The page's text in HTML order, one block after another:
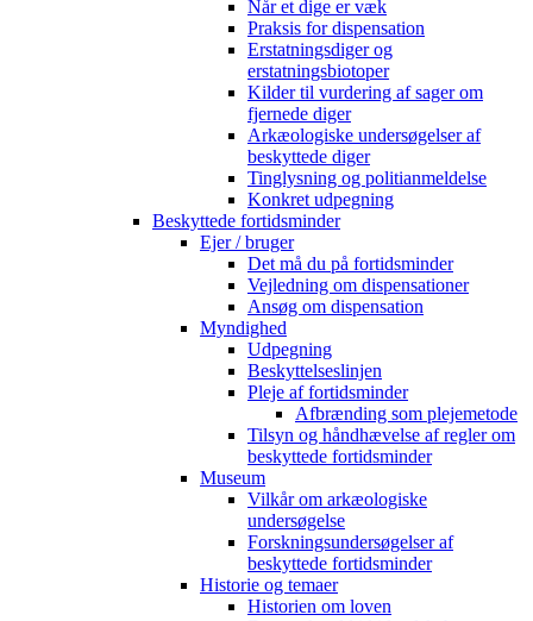
Når et dige er væk
Praksis for dispensation
Erstatningsdiger og
erstatningsbiotoper
Kilder til vurdering af sager om
fjernede diger
Arkæologiske undersøgelser af
beskyttede diger
Tinglysning og politianmeldelse
Konkret udpegning
Beskyttede fortidsminder
Ejer / bruger
Det må du på fortidsminder
Vejledning om dispensationer
Ansøg om dispensation
Myndighed
Udpegning
Beskyttelseslinjen
Pleje af fortidsminder
Afbrænding som plejemetode
Tilsyn og håndhævelse af regler om
beskyttede fortidsminder
Museum
Vilkår om arkæologiske
undersøgelse
Forskningsundersøgelser af
beskyttede fortidsminder
Historie og temaer
Historien om loven